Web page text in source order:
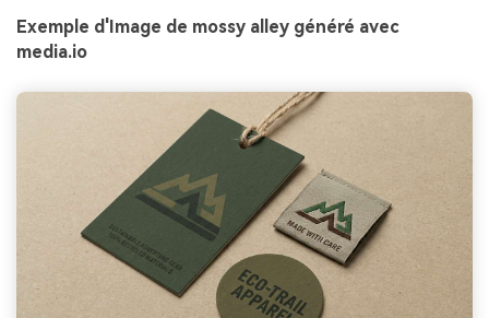
Exemple d'Image de mossy alley généré avec
media.io